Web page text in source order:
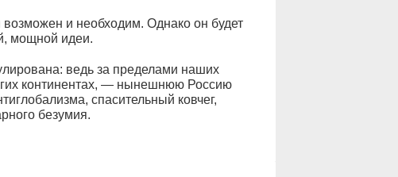
и необходим. Однако он будет
мощной идеи.
ведь за пределами наших
континентах, — нынешнюю Россию
спасительный ковчег,
безумия.